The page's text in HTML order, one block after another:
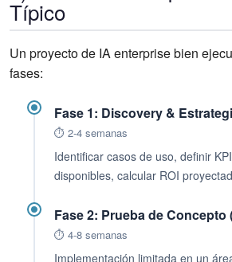
Típico
Un proyecto de IA enterprise bien
fases:
Fase 1: Discovery &
⏱️ 2-4 semanas
Identificar casos de uso, definir
disponibles, calcular ROI
Fase 2: Prueba de Concepto
⏱️ 4-8 semanas
Implementación limitada en un